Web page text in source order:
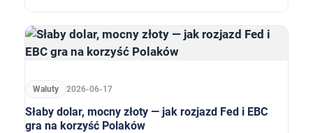
to nie pytał.…
Waluty 2026-06-17
Słaby dolar, mocny złoty — jak rozjazd Fed i EBC
gra na korzyść Polaków